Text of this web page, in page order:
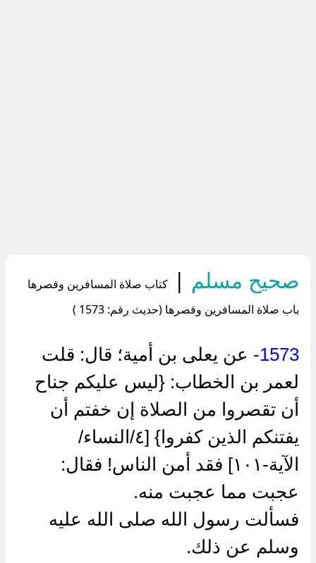
صحيح مسلم |
كتاب صلاة المسافرين وقصرها
باب صلاة المسافرين وقصرها (حديث رقم: 1573 )
1573-
عن يعلى بن أمية؛ قال: قلت
لعمر بن الخطاب: {ليس عليكم جناح
أن تقصروا من الصلاة إن خفتم أن
يفتنكم الذين كفروا} [٤/النساء/
الآية-١٠١] فقد أمن الناس! فقال:
عجبت مما عجبت منه.
فسألت رسول الله صلى الله عليه
وسلم عن ذلك.